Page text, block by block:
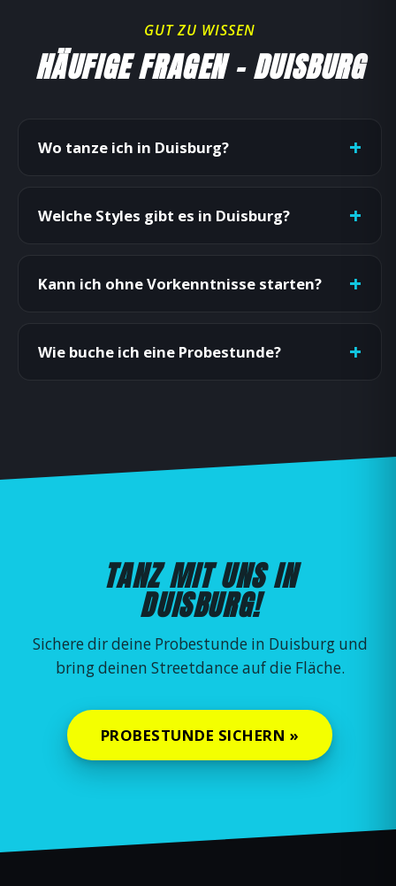
GUT ZU WISSEN
HÄUFIGE FRAGEN – DUISBURG
Wo tanze ich in Duisburg?
Welche Styles gibt es in Duisburg?
Kann ich ohne Vorkenntnisse starten?
Wie buche ich eine Probestunde?
TANZ MIT UNS IN
DUISBURG!
Sichere dir deine Probestunde in Duisburg und
bring deinen Streetdance auf die Fläche.
PROBESTUNDE SICHERN »